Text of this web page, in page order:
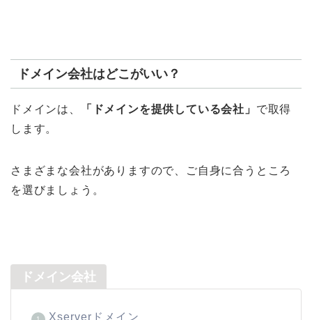
ドメイン会社はどこがいい？
ドメインは、 「ドメインを提供している会社」 で取得
します。
さまざまな会社がありますので、ご自身に合うところ
を選びましょう。
ドメイン会社
Xserverドメイン